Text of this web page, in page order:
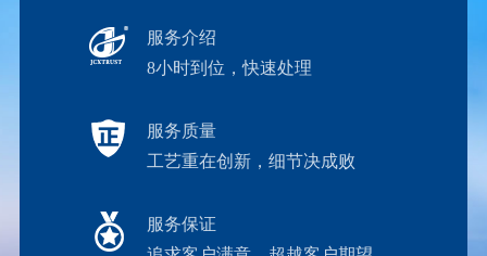
服务介绍
8小时到位，快速处理
服务质量
工艺重在创新，细节决成败
服务保证